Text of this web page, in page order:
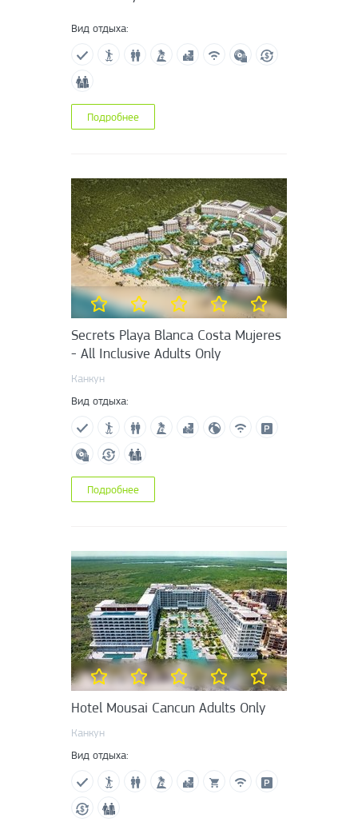
Вид отдыха:
Подробнее
Secrets Playa Blanca Costa Mujeres
- All Inclusive Adults Only
Канкун
Вид отдыха:
Подробнее
Hotel Mousai Cancun Adults Only
Канкун
Вид отдыха: